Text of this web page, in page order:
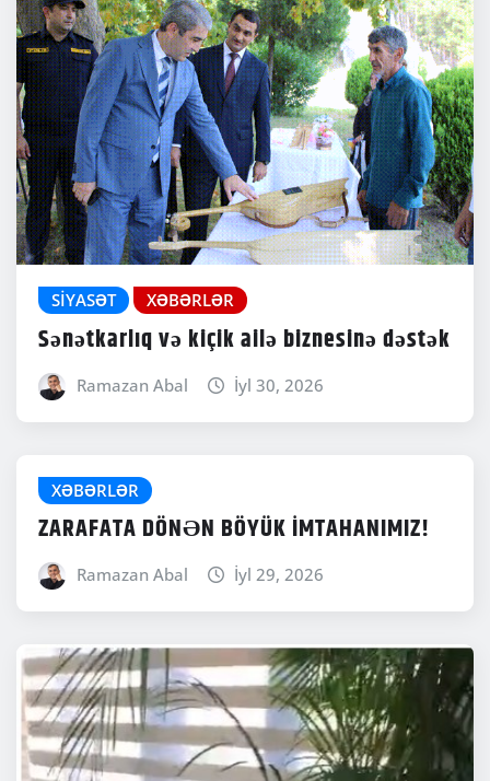
SIYASƏT XƏBƏRLƏR
Sənətkarlıq və kiçik ailə biznesinə dəstək
Ramazan Abal İyl 30, 2026
XƏBƏRLƏR
ZARAFATA DÖNƏN BÖYÜK İMTAHANIMIZ!
Ramazan Abal İyl 29, 2026